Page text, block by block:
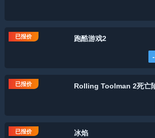
已报价 跑酷游戏2
已报价 Rolling Toolman 2死亡
已报价 冰焰